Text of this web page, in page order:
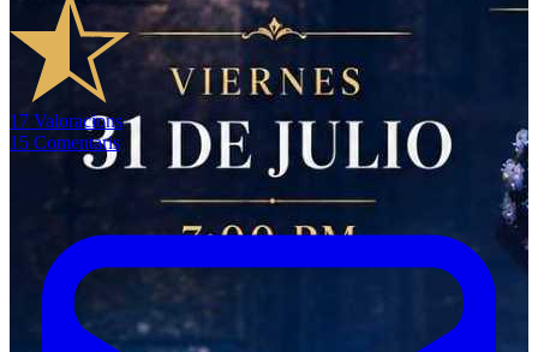
17 Valoracions
15 Comentaris